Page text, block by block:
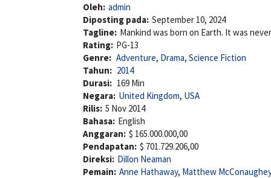
Oleh: admin
Diposting pada: September 10, 2024
Tagline: Mankind was born on Earth. It was
Rating: PG-13
Genre: Adventure, Drama, Science Fiction
Tahun: 2014
Durasi: 169 Min
Negara: United Kingdom, USA
Rilis: 5 Nov 2014
Bahasa: English
Anggaran: $ 165.000.000,00
Pendapatan: $ 701.729.206,00
Direksi: Dillon Neaman
Pemain: Anne Hathaway, Matthew McConaughey